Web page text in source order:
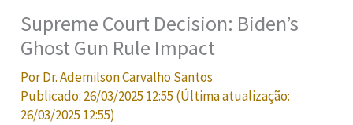
Supreme Court Decision: Biden’s
Ghost Gun Rule Impact
PorDr. Ademilson Carvalho Santos
Publicado: 26/03/2025 12:55 (Última atualização:
26/03/2025 12:55)